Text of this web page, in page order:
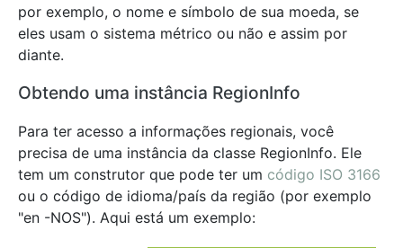
por exemplo, o nome e símbolo de sua moeda, se
eles usam o sistema métrico ou não e assim por
diante.
Obtendo uma instância RegionInfo
Para ter acesso a informações regionais, você
precisa de uma instância da classe RegionInfo. Ele
tem um construtor que pode ter um código ISO 3166
ou o código de idioma/país da região (por exemplo
"en -NOS"). Aqui está um exemplo: